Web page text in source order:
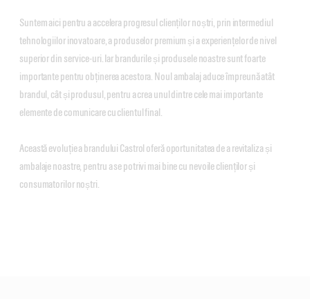
Suntem aici pentru a accelera progresul clienților noștri, prin intermediul
tehnologiilor inovatoare, a produselor premium și a experiențelor de nivel
superior din service-uri. Iar brandurile și produsele noastre sunt foarte
importante pentru obținerea acestora. Noul ambalaj aduce împreună atât
brandul, cât și produsul, pentru a crea unul dintre cele mai importante
elemente de comunicare cu clientul final.
Această evoluție a brandului Castrol oferă oportunitatea de a revitaliza și
ambalaje noastre, pentru a se potrivi mai bine cu nevoile clienților și
consumatorilor noștri.